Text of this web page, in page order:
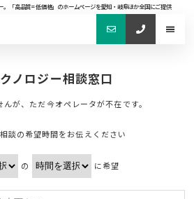
。「高品質=低価格」のホームページを愛知・岐阜ほか全国にご提供
ノロジー相談窓口
が、ただ今オペレータが不在です。
談の希望時間をお伝えください
の に希望